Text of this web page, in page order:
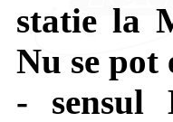
statie la
Nu se pot
- sensul